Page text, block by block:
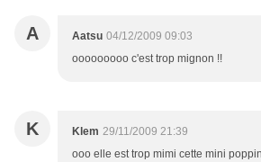
A Aatsu 04/12/2009 09:03
ooooooooo c'est trop mignon !!
K Klem 29/11/2009 21:39
ooo elle est trop mimi cette mini